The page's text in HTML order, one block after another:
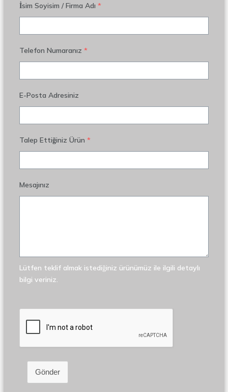
İsim Soyisim / Firma Adı *
Telefon Numaranız *
E-Posta Adresiniz
Talep Ettiğiniz Ürün *
Mesajınız
Lütfen teklif almak istediğiniz ürünümüz ile ilgili detaylı
bilgi veriniz.
Gönder